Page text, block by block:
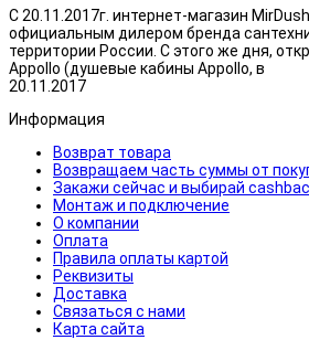
С 20.11.2017г. интернет-магазин
официальным дилером бренда
территории России. С этого же дня,
Appollo (душевые кабины Appollo, в
20.11.2017
Информация
Возврат товара
Возвращаем часть суммы от
Закажи сейчас и выбирай
Монтаж и подключение
О компании
Оплата
Правила оплаты картой
Реквизиты
Доставка
Связаться с нами
Карта сайта